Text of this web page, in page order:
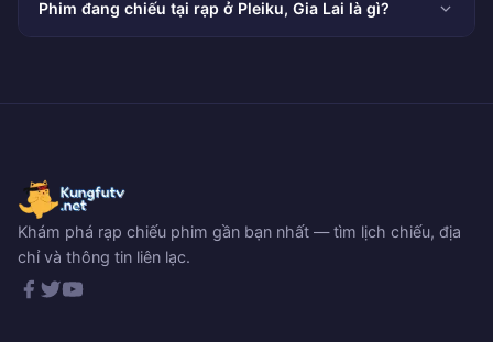
Phim đang chiếu tại rạp ở Pleiku, Gia Lai là gì?
Khám phá rạp chiếu phim gần bạn nhất — tìm lịch chiếu, địa
chỉ và thông tin liên lạc.